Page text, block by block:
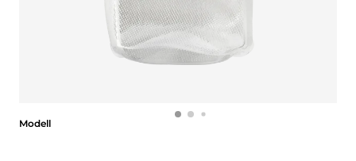
Modell